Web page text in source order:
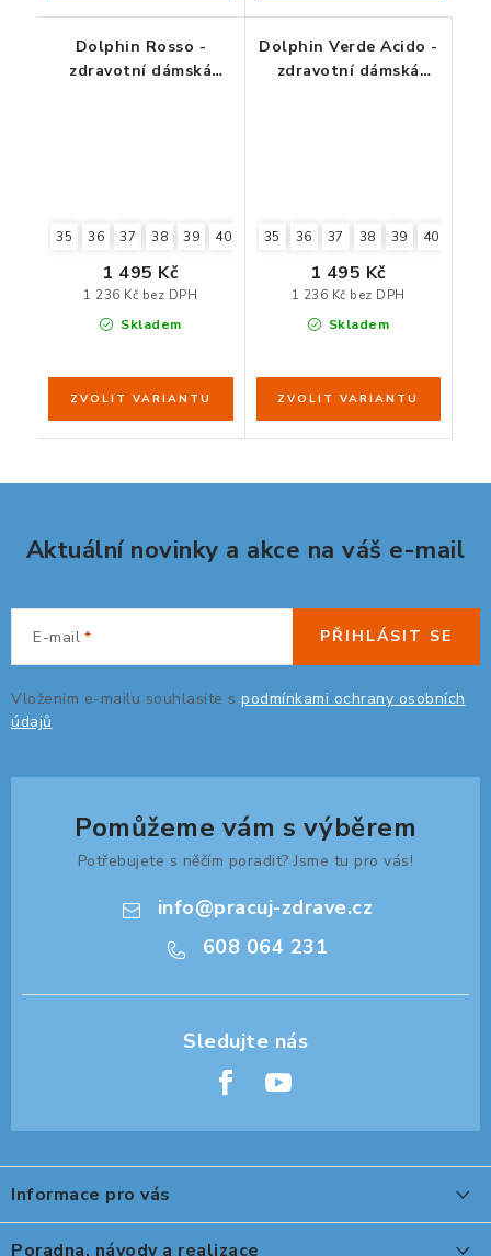
Dolphin Rosso -
zdravotní dámská
35 36 37 38 39 40
Skladem
1 236 Kč bez DPH
1 495 Kč
Dolphin Verde Acido -
zdravotní dámská
35 36 37 38 39 40
Skladem
1 236 Kč bez DPH
1 495 Kč
Aktuální novinky a akce na váš e-mail
E-mail
Vložením e-mailu souhlasíte s podmínkami ochrany osobních
údajů
PŘIHLÁSIT SE
Pomůžeme vám s výběrem
Potřebujete s něčím poradit? Jsme tu pro vás!
info@pracuj-zdrave.cz
608 064 231
á
p
a
Informace pro vás
Poradna, návody a realizace